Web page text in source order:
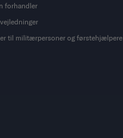
forhandler
til militærpersoner og førstehjælpere